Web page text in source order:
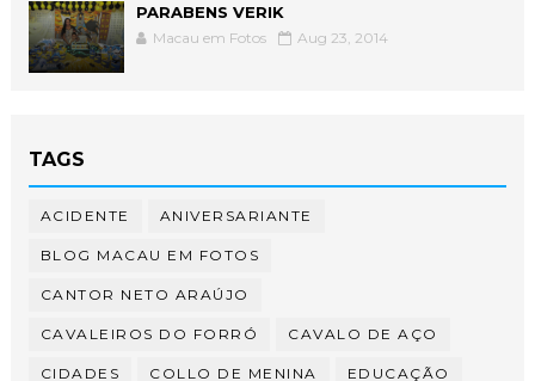
PARABENS VERIK
Macau em Fotos Aug 23, 2014
TAGS
ACIDENTE ANIVERSARIANTE
BLOG MACAU EM FOTOS
CANTOR NETO ARAÚJO
CAVALEIROS DO FORRÓ CAVALO DE AÇO
CIDADES COLLO DE MENINA EDUCAÇÃO